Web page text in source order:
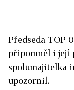
Předseda TOP
připomněl i její
spolumajitelka
upozornil.